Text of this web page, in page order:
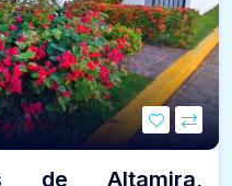
de Altamira,